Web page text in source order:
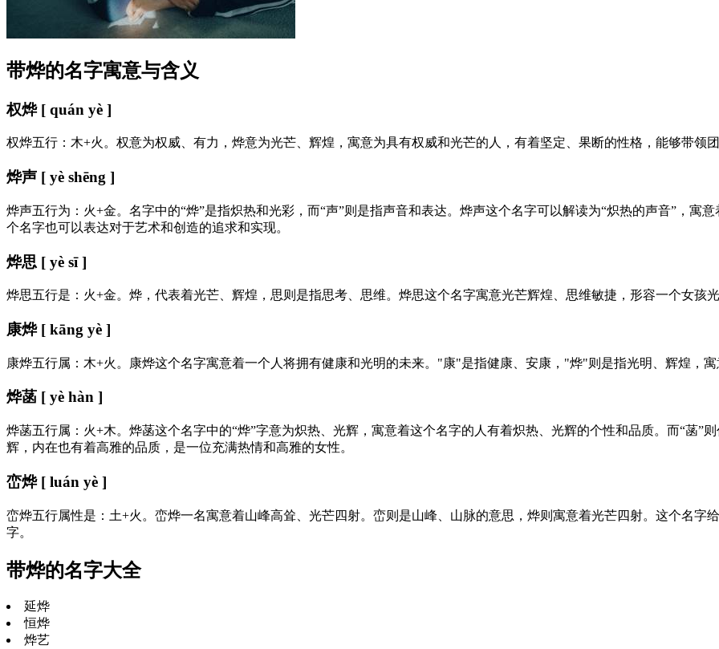
带烨的名字寓意与含义
权烨 [ quán yè ]
权烨五行：木+火。权意为权威、有力，烨意为光芒、辉煌，寓意为具有权威和光芒的人，有着坚定、果断的性格，能够带领团
烨声 [ yè shēng ]
烨声五行为：火+金。名字中的“烨”是指炽热和光彩，而“声”则是指声音和表达。烨声这个名字可以解读为“炽热的声音”，寓
个名字也可以表达对于艺术和创造的追求和实现。
烨思 [ yè sī ]
烨思五行是：火+金。烨，代表着光芒、辉煌，思则是指思考、思维。烨思这个名字寓意光芒辉煌、思维敏捷，形容一个女孩
康烨 [ kāng yè ]
康烨五行属：木+火。康烨这个名字寓意着一个人将拥有健康和光明的未来。"康"是指健康、安康，"烨"则是指光明、辉煌，
烨菡 [ yè hàn ]
烨菡五行属：火+木。烨菡这个名字中的“烨”字意为炽热、光辉，寓意着这个名字的人有着炽热、光辉的个性和品质。而“菡”
辉，内在也有着高雅的品质，是一位充满热情和高雅的女性。
峦烨 [ luán yè ]
峦烨五行属性是：土+火。峦烨一名寓意着山峰高耸、光芒四射。峦则是山峰、山脉的意思，烨则寓意着光芒四射。这个名字
字。
带烨的名字大全
延烨
恒烨
烨艺